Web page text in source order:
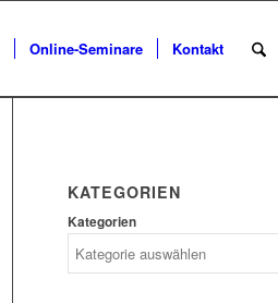
Online-Seminare Kontakt
KATEGORIEN
Kategorien